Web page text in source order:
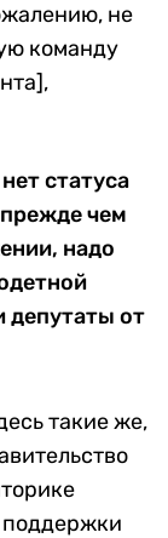
не
команду
статуса
чем
надо
депутаты от
такие же,
поддержки